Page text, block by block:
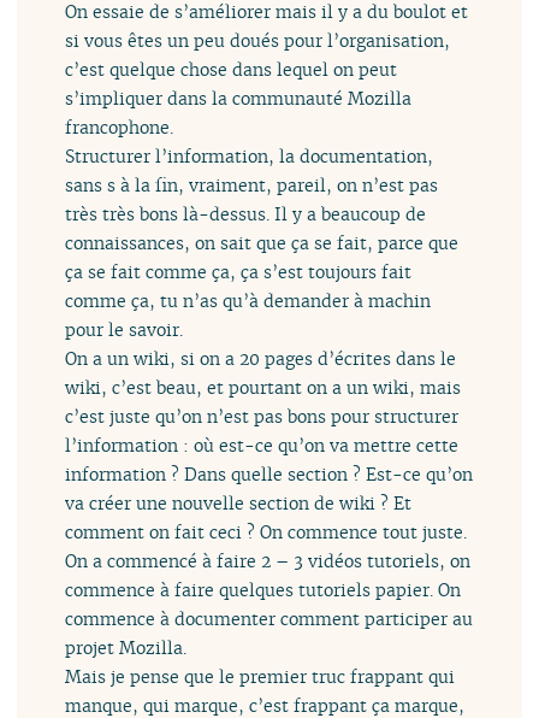
On essaie de s’améliorer mais il y a du boulot et
si vous êtes un peu doués pour l’organisation,
c’est quelque chose dans lequel on peut
s’impliquer dans la communauté Mozilla
francophone.
Structurer l’information, la documentation,
sans s à la fin, vraiment, pareil, on n’est pas
très très bons là-dessus. Il y a beaucoup de
connaissances, on sait que ça se fait, parce que
ça se fait comme ça, ça s’est toujours fait
comme ça, tu n’as qu’à demander à machin
pour le savoir.
On a un wiki, si on a 20 pages d’écrites dans le
wiki, c’est beau, et pourtant on a un wiki, mais
c’est juste qu’on n’est pas bons pour structurer
l’information : où est-ce qu’on va mettre cette
information ? Dans quelle section ? Est-ce qu’on
va créer une nouvelle section de wiki ? Et
comment on fait ceci ? On commence tout juste.
On a commencé à faire 2 – 3 vidéos tutoriels, on
commence à faire quelques tutoriels papier. On
commence à documenter comment participer au
projet Mozilla.
Mais je pense que le premier truc frappant qui
manque, qui marque, c’est frappant ça marque,